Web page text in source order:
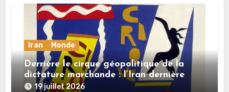
Iran Monde
Derrière le cirque géopolitique de la
dictature marchande : l’Iran dernière
dupe en date
19 juillet 2026